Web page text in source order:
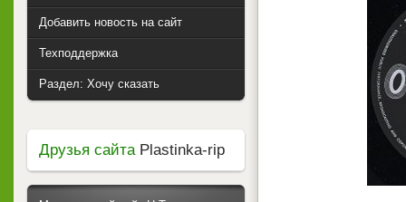
Добавить новость на сайт
Техподдержка
Раздел: Хочу сказать
Друзья сайтаPlastinka-rip